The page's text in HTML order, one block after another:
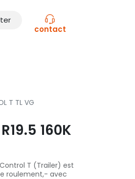
contact
T TL VG
160K
T (Trailer) est
roulement,- avec